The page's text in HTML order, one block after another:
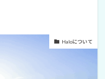
Haloについて